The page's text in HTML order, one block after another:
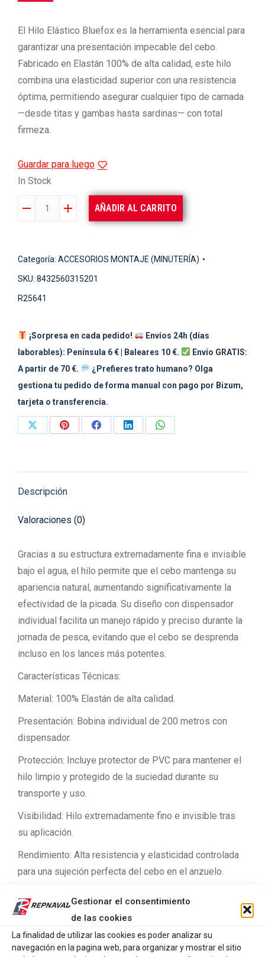
Gestionar el consentimiento
de las cookies
La finalidad de utilizar las cookies es poder analizar su
navegación en la pagina web, para organizar y mostrar el sitio
El Hilo Elástico Bluefox es la herramienta esencial para
garantizar una presentación impecable del cebo.
Fabricado en Elastán 100% de alta calidad, este hilo
combina una elasticidad superior con una resistencia
óptima, permitiendo asegurar cualquier tipo de carnada
—desde titas y gambas hasta sardinas— con total
firmeza.
Guardar para luego
In Stock
ELASTICO
AÑADIR AL CARRITO
Categoría: ACCESORIOS MONTAJE (MINUTERÍA)
SKU: 8432560315201
R25641
¡Sorpresa en cada pedido!
Envíos 24h (días
laborables): Península 6 € | Baleares 10 €.
Envío GRATIS:
A partir de 70 €.
¿Prefieres trato humano? Olga
gestiona tu pedido de forma manual con pago por Bizum,
tarjeta o transferencia.
Share
Share
Share
Share
Share
Descripción
Valoraciones (0)
Gracias a su estructura extremadamente fina e invisible
bajo el agua, el hilo permite que el cebo mantenga su
apariencia natural, aumentando significativamente la
efectividad de la picada. Su diseño con dispensador
individual facilita un manejo rápido y preciso durante la
jornada de pesca, evitando que el cebo se desprenda
incluso en los lances más potentes.
Características Técnicas:
Material: 100% Elastán de alta calidad.
Presentación: Bobina individual de 200 metros con
dispensador.
Protección: Incluye protector de PVC para mantener el
hilo limpio y protegido de la suciedad durante su
transporte y uso.
Visibilidad: Hilo extremadamente fino e invisible tras
su aplicación.
Rendimiento: Alta resistencia y elasticidad controlada
para una sujeción perfecta del cebo en el anzuelo.
Evita la pérdida de cebo en lances de larga distancia.
Ideal para todo tipo de carnadas naturales.